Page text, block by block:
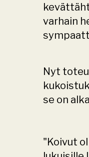
varhain
Nyt
se on
"Koivut